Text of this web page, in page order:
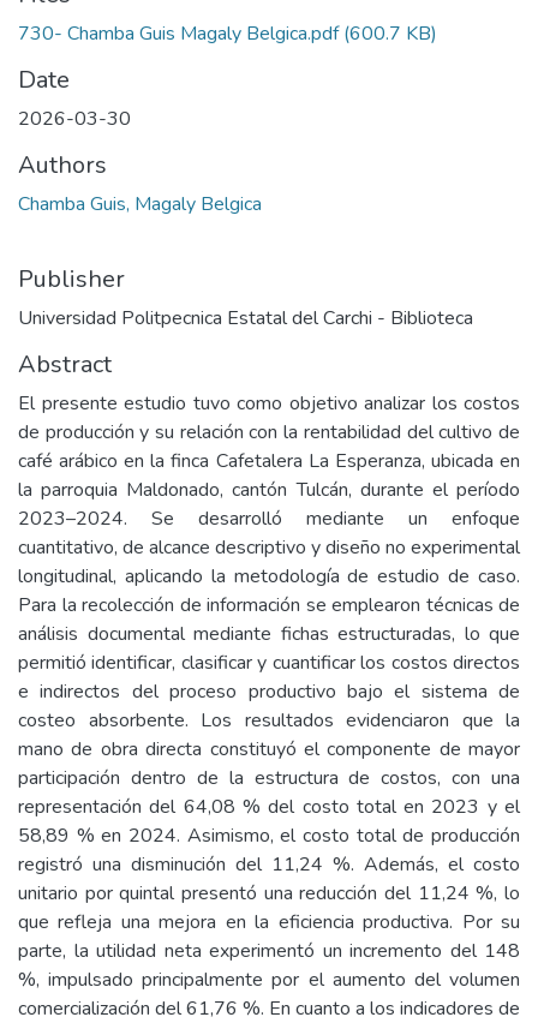
730- Chamba Guis Magaly Belgica.pdf(600.7 KB)
Date
2026-03-30
Authors
Chamba Guis, Magaly Belgica
Publisher
Universidad Politpecnica Estatal del Carchi - Biblioteca
Abstract
El presente estudio tuvo como objetivo analizar los costos
de producción y su relación con la rentabilidad del cultivo de
café arábico en la finca Cafetalera La Esperanza, ubicada en
la parroquia Maldonado, cantón Tulcán, durante el período
2023–2024. Se desarrolló mediante un enfoque
cuantitativo, de alcance descriptivo y diseño no experimental
longitudinal, aplicando la metodología de estudio de caso.
Para la recolección de información se emplearon técnicas de
análisis documental mediante fichas estructuradas, lo que
permitió identificar, clasificar y cuantificar los costos directos
e indirectos del proceso productivo bajo el sistema de
costeo absorbente. Los resultados evidenciaron que la
mano de obra directa constituyó el componente de mayor
participación dentro de la estructura de costos, con una
representación del 64,08 % del costo total en 2023 y el
58,89 % en 2024. Asimismo, el costo total de producción
registró una disminución del 11,24 %. Además, el costo
unitario por quintal presentó una reducción del 11,24 %, lo
que refleja una mejora en la eficiencia productiva. Por su
parte, la utilidad neta experimentó un incremento del 148
%, impulsado principalmente por el aumento del volumen
comercialización del 61,76 %. En cuanto a los indicadores de